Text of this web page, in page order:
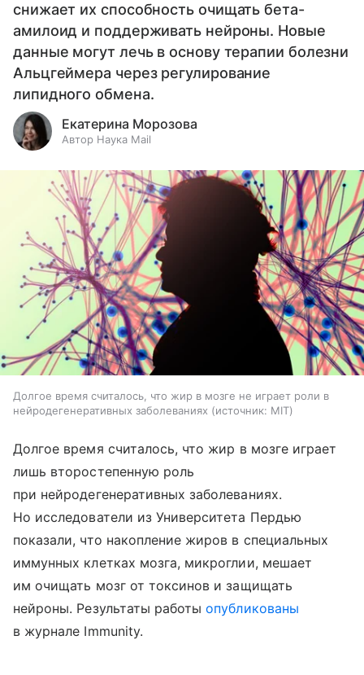
снижает их способность очищать бета-
амилоид и поддерживать нейроны. Новые
данные могут лечь в основу терапии болезни
Альцгеймера через регулирование
липидного обмена.
Екатерина Морозова
Автор Наука Mail
Долгое время считалось, что жир в мозге не играет роли в
нейродегенеративных заболеваниях
источник: MIT
Долгое время считалось, что жир в мозге играет
лишь второстепенную роль
при нейродегенеративных заболеваниях.
Но исследователи из Университета Пердью
показали, что накопление жиров в специальных
иммунных клетках мозга, микроглии, мешает
им очищать мозг от токсинов и защищать
нейроны. Результаты работыопубликованы
в журнале Immunity.